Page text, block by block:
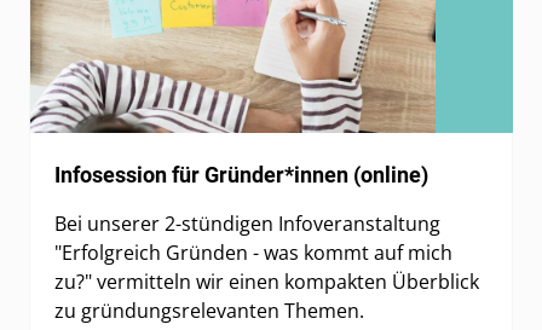
Infosession für Gründer*innen (online)
Bei unserer 2-stündigen Infoveranstaltung
"Erfolgreich Gründen - was kommt auf mich
zu?" vermitteln wir einen kompakten Überblick
zu gründungsrelevanten Themen.